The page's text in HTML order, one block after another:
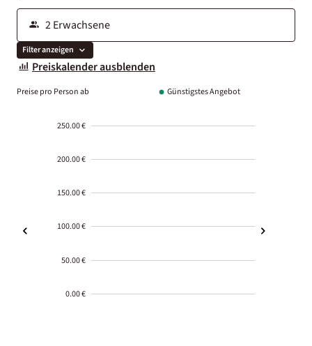
Filter anzeigen
Preiskalender ausblenden
Preise pro Person ab Günstigstes Angebot
250.00 €
200.00 €
150.00 €
100.00 €
50.00 €
0.00 €